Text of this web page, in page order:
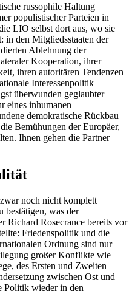
russophile Haltung
populistischer Parteien in
LIO selbst dort aus, wo sie
in den Mitgliedsstaaten der
Ablehnung der
Kooperation, ihrer
ihren autoritären Tendenzen
Interessenpolitik
überwunden geglaubter
eines inhumanen
demokratische Rückbau
Bemühungen der Europäer,
Ihnen gehen die Partner
noch nicht komplett
bestätigen, was der
Richard Rosecrance bereits vor
Friedenspolitik und die
Ordnung sind nur
großer Konflikte wie
des Ersten und Zweiten
zwischen Ost und
Politik wieder in den